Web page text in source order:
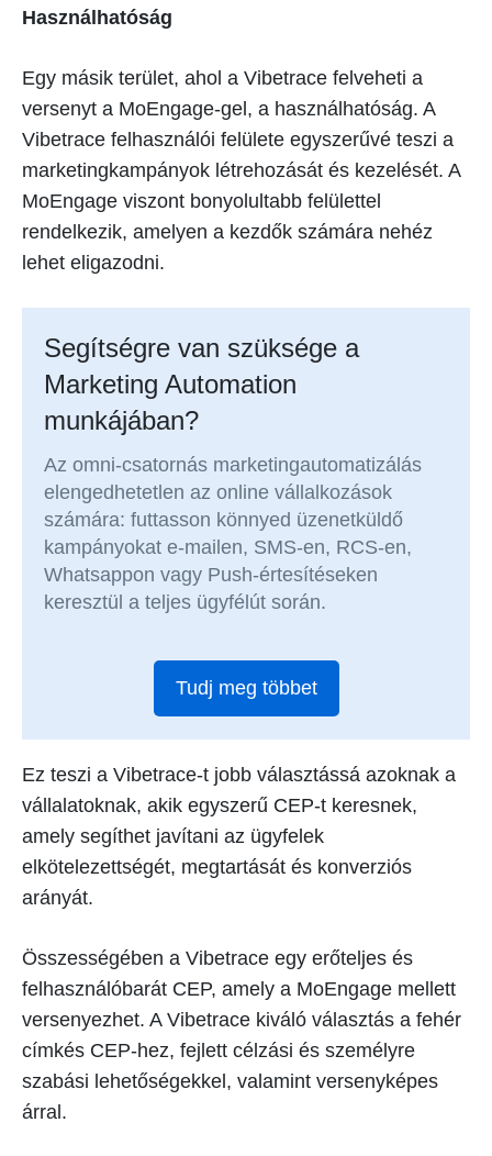
Használhatóság
Egy másik terület, ahol a Vibetrace felveheti a
versenyt a MoEngage-gel, a használhatóság. A
Vibetrace felhasználói felülete egyszerűvé teszi a
marketingkampányok létrehozását és kezelését. A
MoEngage viszont bonyolultabb felülettel
rendelkezik, amelyen a kezdők számára nehéz
lehet eligazodni.
Segítségre van szüksége a
Marketing Automation
munkájában?
Az omni-csatornás marketingautomatizálás
elengedhetetlen az online vállalkozások
számára: futtasson könnyed üzenetküldő
kampányokat e-mailen, SMS-en, RCS-en,
Whatsappon vagy Push-értesítéseken
keresztül a teljes ügyfélút során.
Tudj meg többet
Ez teszi a Vibetrace-t jobb választássá azoknak a
vállalatoknak, akik egyszerű CEP-t keresnek,
amely segíthet javítani az ügyfelek
elkötelezettségét, megtartását és konverziós
arányát.
Összességében a Vibetrace egy erőteljes és
felhasználóbarát CEP, amely a MoEngage mellett
versenyezhet. A Vibetrace kiváló választás a fehér
címkés CEP-hez, fejlett célzási és személyre
szabási lehetőségekkel, valamint versenyképes
árral.